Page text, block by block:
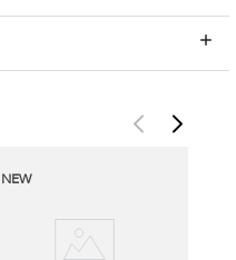
NEW